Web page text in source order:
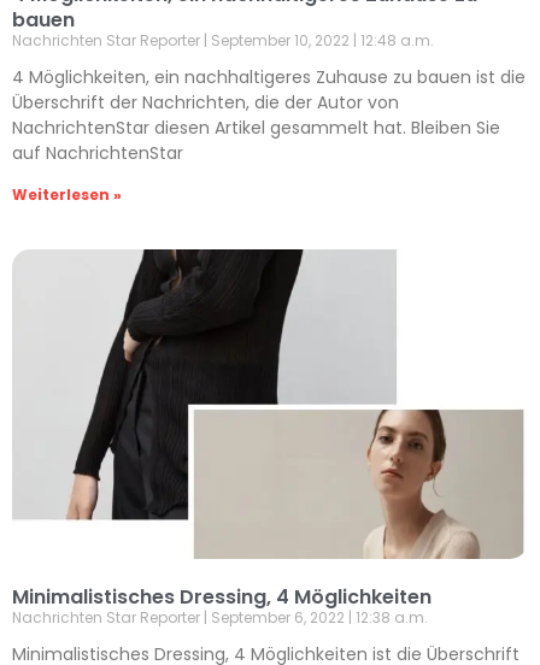
bauen
Nachrichten Star Reporter September 10, 2022 12:48 a.m.
4 Möglichkeiten, ein nachhaltigeres Zuhause zu bauen ist die
Überschrift der Nachrichten, die der Autor von
NachrichtenStar diesen Artikel gesammelt hat. Bleiben Sie
auf NachrichtenStar
Weiterlesen »
Minimalistisches Dressing, 4 Möglichkeiten
Nachrichten Star Reporter September 6, 2022 12:38 a.m.
Minimalistisches Dressing, 4 Möglichkeiten ist die Überschrift